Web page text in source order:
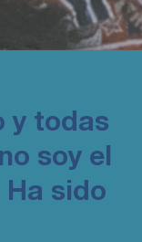
y todas
soy el
sido